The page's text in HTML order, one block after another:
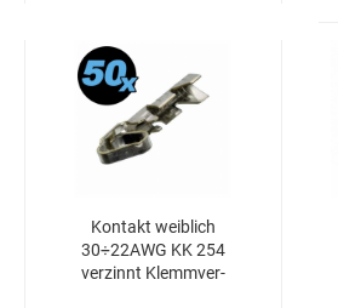
Kon­takt weib­lich
30÷22AWG KK 254
ver­zinnt Klemm­ver­